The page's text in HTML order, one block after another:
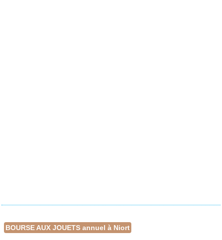
BOURSE AUX JOUETS annuel à Niort